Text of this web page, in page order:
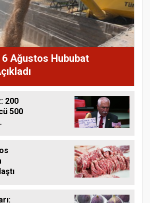
Ağustos Hububat
200
500